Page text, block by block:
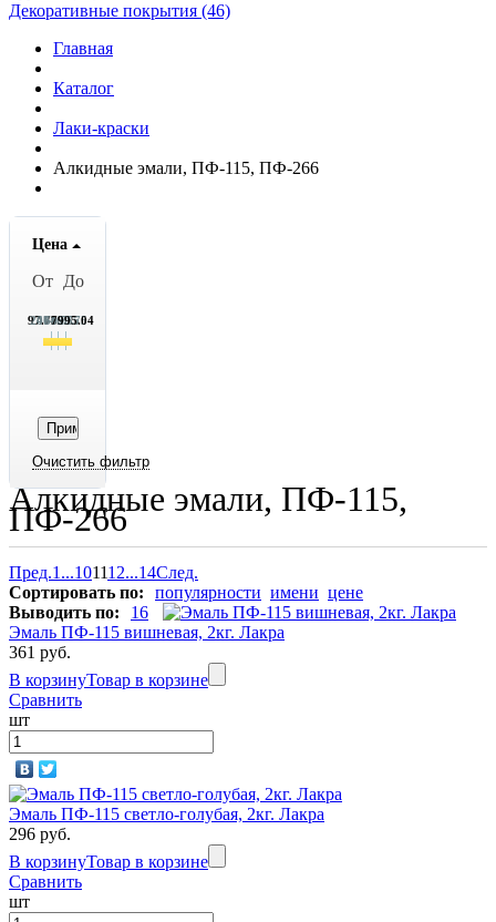
Декоративные покрытия (46)
Главная
Каталог
Лаки-краски
Алкидные эмали, ПФ-115, ПФ-266
Цена
От До
97.75
2071.75
4046.75
6020.75
7995.04
Алкидные эмали, ПФ-115,
ПФ-266
Пред.1 ...101112...14След.
Сортировать по:
популярности имени цене
Выводить по:
16
Эмаль ПФ-115 вишневая, 2кг. Лакра
361 руб.
В корзинуТовар в корзине
Сравнить
шт
Эмаль ПФ-115 светло-голубая, 2кг. Лакра
296 руб.
В корзинуТовар в корзине
Сравнить
шт